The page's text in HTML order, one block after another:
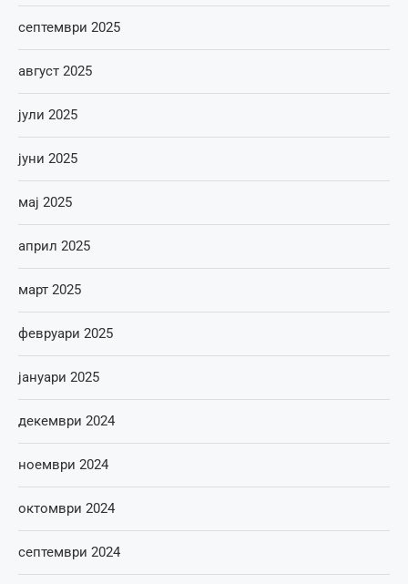
септември 2025
август 2025
јули 2025
јуни 2025
мај 2025
април 2025
март 2025
февруари 2025
јануари 2025
декември 2024
ноември 2024
октомври 2024
септември 2024